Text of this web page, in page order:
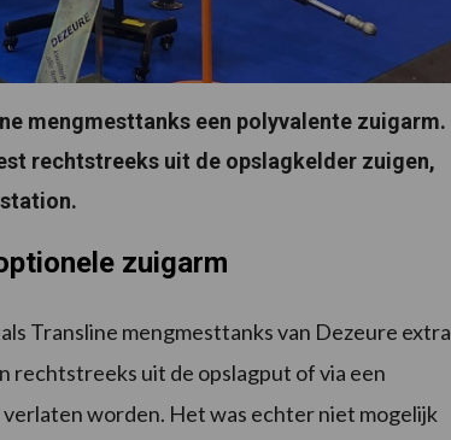
mengmesttanks een polyvalente zuigarm.
rechtstreeks uit de opslagkelder zuigen,
zuigarm
Transline mengmesttanks van Dezeure extra
rechtstreeks uit de opslagput of via een
worden. Het was echter niet mogelijk